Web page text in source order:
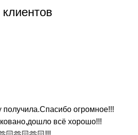
получила.Спасибо огромное!!!
всё хорошо!!!